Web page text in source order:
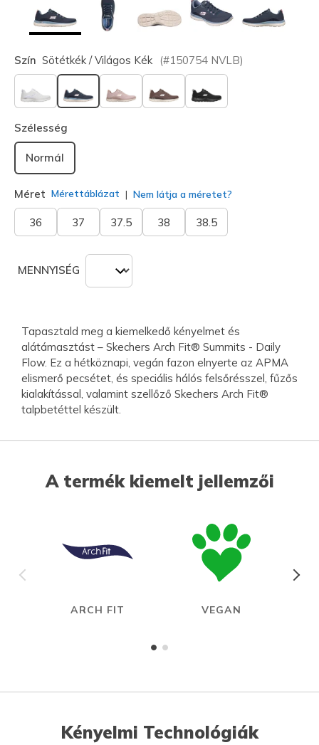
Szín Sötétkék / Világos Kék (#150754 NVLB)
kiválasztva
Szélesség
Normál
Méret Mérettáblázat Nem látja a méretet?
36 37 37.5 38 38.5
MENNYISÉG
Tapasztald meg a kiemelkedő kényelmet és
alátámasztást – Skechers Arch Fit® Summits - Daily
Flow. Ez a hétköznapi, vegán fazon elnyerte az APMA
elismerő pecsétet, és speciális hálós felsőrésszel, fűzős
kialakítással, valamint szellőző Skechers Arch Fit®
talpbetéttel készült.
A termék kiemelt jellemzői
ARCH FIT
VEGAN
Kényelmi Technológiák